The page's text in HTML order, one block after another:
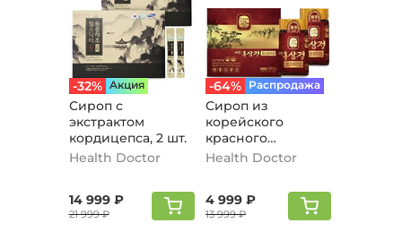
-32% Aкция
Сироп с
экстрактом
кордицепса, 2 шт.
Health Doctor
14 999 ₽
21 999 ₽
-64% Распродажа
Сироп из
корейского
красного
женьшеня
Health Doctor
4 999 ₽
13 999 ₽